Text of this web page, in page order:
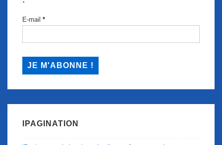
E-mail *
IPAGINATION